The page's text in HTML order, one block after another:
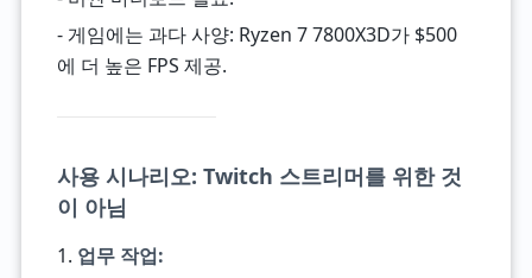
- 게임에는 과다 사양: Ryzen 7 7800X3D가 $500
에 더 높은 FPS 제공.
사용 시나리오: Twitch 스트리머를 위한 것
이 아님
1. 업무 작업: